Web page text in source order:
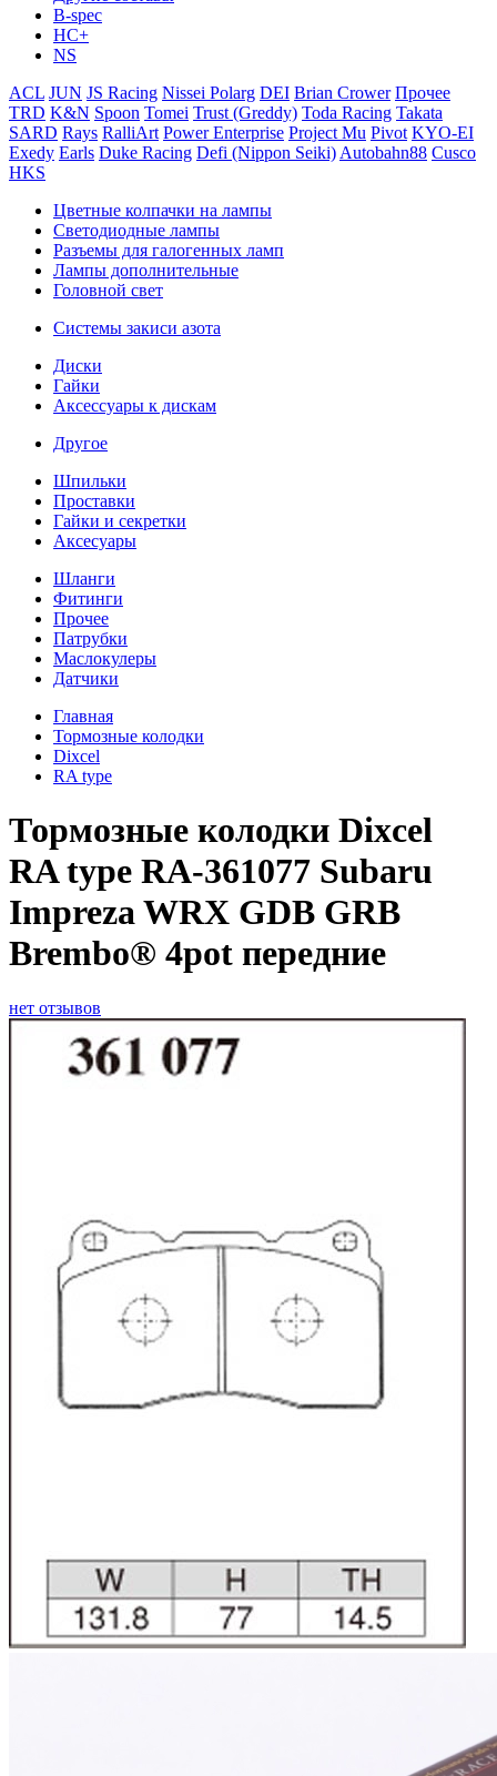
B-spec
HC+
NS
ACL JUN JS Racing Nissei Polarg DEI Brian Crower Прочее
TRD K&N Spoon Tomei Trust (Greddy) Toda Racing Takata
SARD Rays RalliArt Power Enterprise Project Mu Pivot KYO-EI
Exedy Earls Duke Racing Defi (Nippon Seiki) Autobahn88 Cusco
HKS
Цветные колпачки на лампы
Светодиодные лампы
Разъемы для галогенных ламп
Лампы дополнительные
Головной свет
Системы закиси азота
Диски
Гайки
Аксессуары к дискам
Другое
Шпильки
Проставки
Гайки и секретки
Аксесуары
Шланги
Фитинги
Прочее
Патрубки
Маслокулеры
Датчики
Главная
Тормозные колодки
Dixcel
RA type
Тормозные колодки Dixcel
RA type RA-361077 Subaru
Impreza WRX GDB GRB
Brembo® 4pot передние
нет отзывов